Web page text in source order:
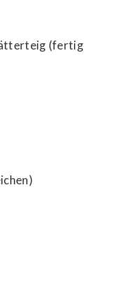
(fertig